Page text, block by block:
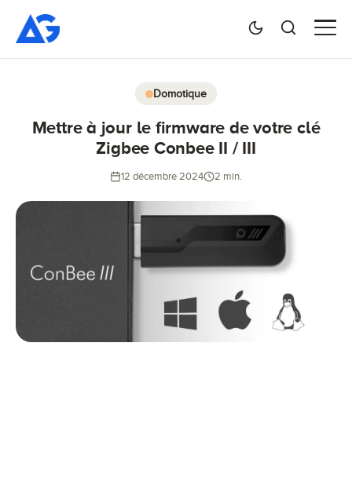
Domotique
Mettre à jour le firmware de votre clé
Zigbee Conbee II / III
12 décembre 2024 2 min.